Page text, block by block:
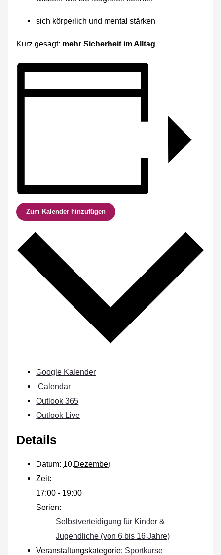
sich körperlich und mental stärken
Kurz gesagt: mehr Sicherheit im Alltag
Zum Kalender hinzufügen
Google Kalender
iCalendar
Outlook 365
Outlook Live
Details
Datum: 10.Dezember
Zeit:
17:00 - 19:00
Serien:
Selbstverteidigung für Kinder &
Jugendliche (von 6 bis 16 Jahre)
Veranstaltungskategorie: Sportkurse